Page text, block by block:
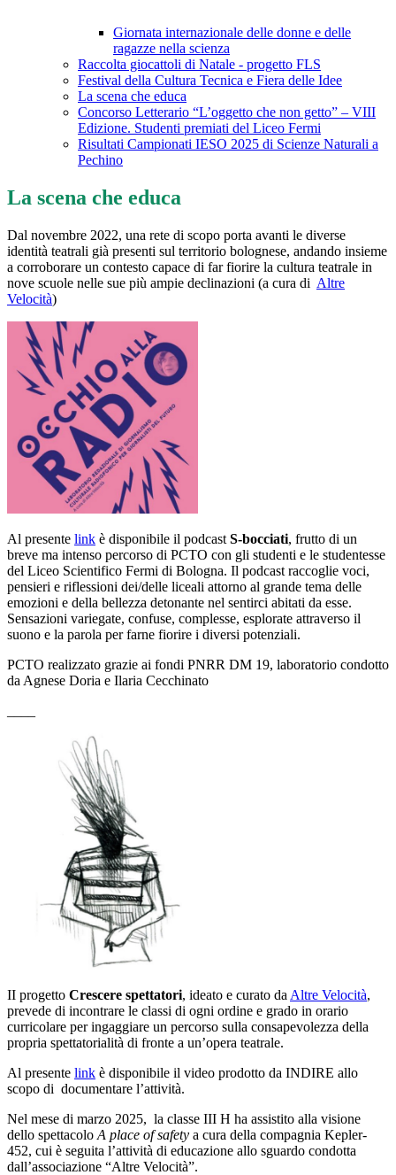
Giornata internazionale delle donne e delle
ragazze nella scienza
Raccolta giocattoli di Natale - progetto FLS
Festival della Cultura Tecnica e Fiera delle Idee
La scena che educa
Concorso Letterario “L’oggetto che non getto” – VIII
Edizione. Studenti premiati del Liceo Fermi
Risultati Campionati IESO 2025 di Scienze Naturali a
Pechino
La scena che educa
Dal novembre 2022, una rete di scopo porta avanti le diverse
identità teatrali già presenti sul territorio bolognese, andando insieme
a corroborare un contesto capace di far fiorire la cultura teatrale in
nove scuole nelle sue più ampie declinazioni (a cura di Altre
Velocità)
Al presente link è disponibile il podcast S-bocciati, frutto di un
breve ma intenso percorso di PCTO con gli studenti e le studentesse
del Liceo Scientifico Fermi di Bologna. Il podcast raccoglie voci,
pensieri e riflessioni dei/delle liceali attorno al grande tema delle
emozioni e della bellezza detonante nel sentirci abitati da esse.
Sensazioni variegate, confuse, complesse, esplorate attraverso il
suono e la parola per farne fiorire i diversi potenziali.
PCTO realizzato grazie ai fondi PNRR DM 19, laboratorio condotto
da Agnese Doria e Ilaria Cecchinato
II progetto Crescere spettatori, ideato e curato da Altre Velocità,
prevede di incontrare le classi di ogni ordine e grado in orario
curricolare per ingaggiare un percorso sulla consapevolezza della
propria spettatorialità di fronte a un’opera teatrale.
Al presente link è disponibile il video prodotto da INDIRE allo
scopo di documentare l’attività.
Nel mese di marzo 2025, la classe III H ha assistito alla visione
dello spettacolo A place of safety a cura della compagnia Kepler-
452, cui è seguita l’attività di educazione allo sguardo condotta
dall’associazione “Altre Velocità”.